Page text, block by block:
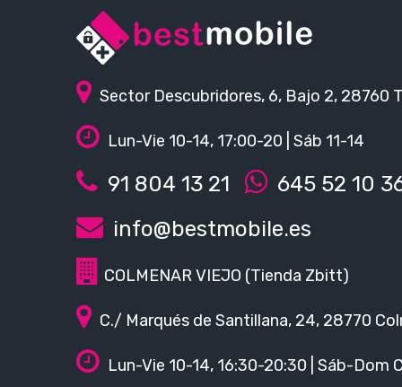
Sector Descubridores, 6, Bajo 2, 28760
Lun-Vie 10-14, 17:00-20 | Sáb 11-14
91 804 13 21
645 52 10
info@bestmobile.es
COLMENAR VIEJO (Tienda Zbitt)
C./ Marqués de Santillana, 24, 28770
Lun-Vie 10-14, 16:30-20:30 | Sáb-Dom